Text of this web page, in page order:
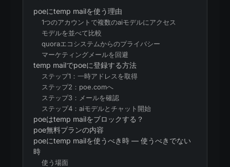
poeにtemp mailを使う理由
1つのアカウントで複数のaiモデルにアクセス
モデルを並べて比較
quoraエコシステムからのプライバシー
マーケティングメールを回避
temp mailでpoeに登録する方法
ステップ1：一時アドレスを取得
ステップ2：poe.comへ
ステップ3：メールを確認
ステップ4：aiモデルとチャット開始
poeはtemp mailをブロックする？
poe無料プランの内容
poeにtemp mailを使うべき時 — 使うべきでない
時
使う場面